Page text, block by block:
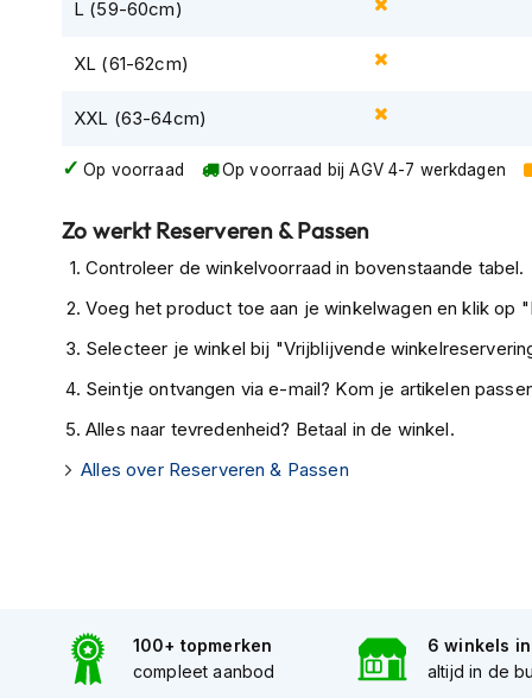
motorjassen
Heren
motorbroeken
Doorwaai
motorbroeken
Leren
motorbroeken
Textiel
Kevlar
motorbroeken
L (59-60cm)
XL (61-62cm)
XXL (63-64cm)
Op voorraad Op voorraad bij AGV 4-7 werkdagen
Zo werkt Reserveren & Passen
Controleer de winkelvoorraad in bovenstaande tabel.
Voeg het product toe aan je winkelwagen en klik op
Selecteer je winkel bij "Vrijblijvende
Seintje ontvangen via e-mail? Kom je artikelen
Alles naar tevredenheid? Betaal in de winkel.
Alles over Reserveren & Passen
100+ topmerken
compleet aanbod
6 winkels in
altijd in de